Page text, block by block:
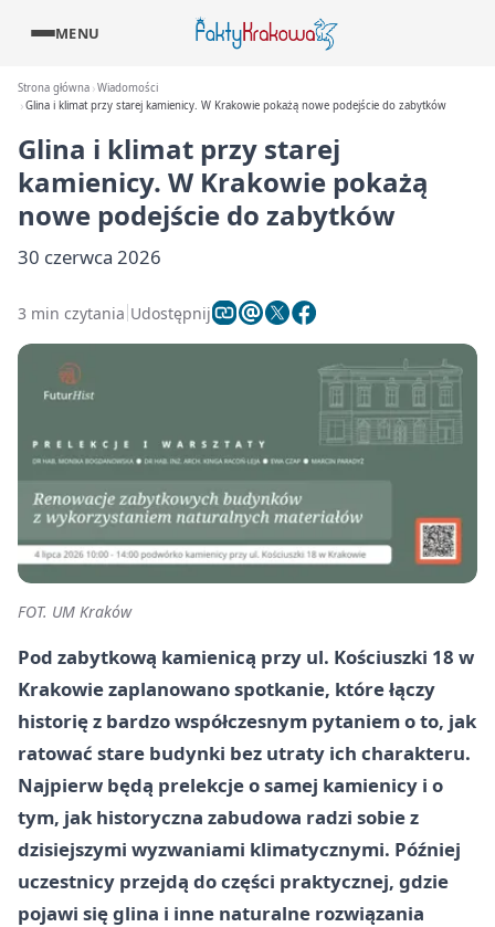
MENU
Strona główna Wiadomości
Glina i klimat przy starej kamienicy. W Krakowie pokażą nowe podejście do zabytków
Glina i klimat przy starej
kamienicy. W Krakowie pokażą
nowe podejście do zabytków
30 czerwca 2026
3 min czytania Udostępnij
FOT. UM Kraków
Pod zabytkową kamienicą przy ul. Kościuszki 18 w
Krakowie zaplanowano spotkanie, które łączy
historię z bardzo współczesnym pytaniem o to, jak
ratować stare budynki bez utraty ich charakteru.
Najpierw będą prelekcje o samej kamienicy i o
tym, jak historyczna zabudowa radzi sobie z
dzisiejszymi wyzwaniami klimatycznymi. Później
uczestnicy przejdą do części praktycznej, gdzie
pojawi się glina i inne naturalne rozwiązania